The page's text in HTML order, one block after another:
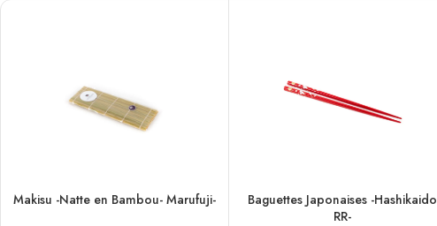
Makisu -Natte en Bambou- Marufuji-
Baguettes Japonaises -Hashikaido
RR-